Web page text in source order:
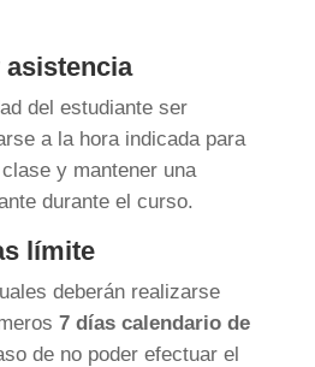
asistencia
del estudiante ser
a la hora indicada para
y mantener una
durante el curso.
límite
deberán realizarse
7 días calendario de
de no poder efectuar el